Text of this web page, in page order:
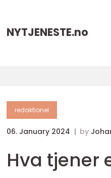
NYTJENESTE.no
redaktionel
06. January 2024 by
Hva tjener